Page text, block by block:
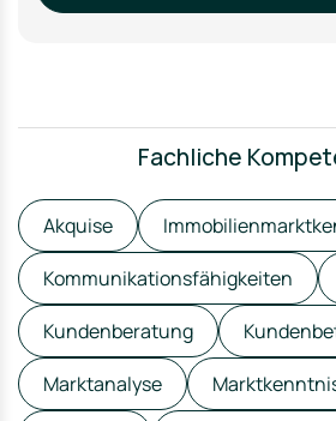
Fachliche
Akquise
Kommunikationsfähigkeiten
Kundenberatung
Marktanalyse